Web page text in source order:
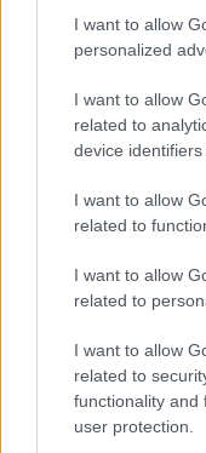
I want to allow
personalized
I want to allow
related to
device identifiers
I want to allow
related to
I want to allow
related to
I want to allow
related to
functionality and
user protection.
Csak tudnam mi
analog savval
3x-osa lesz
Valami nem kerek
ami kenyelmesen
szerintem meg
ami most is van.
Fülelek
13 éve